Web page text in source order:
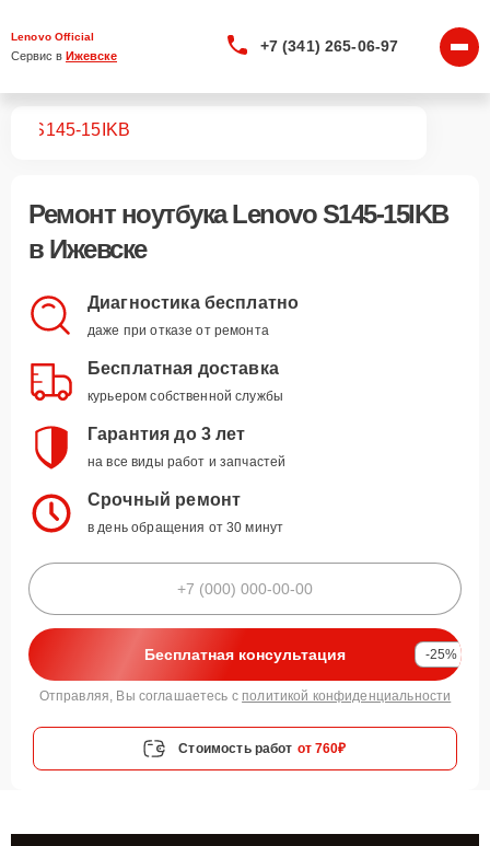
Lenovo Official
Сервис в Ижевске
+7 (341) 265-06-97
S145-15IKB
Ремонт ноутбука Lenovo S145-15IKB
в Ижевске
Диагностика бесплатно
даже при отказе от ремонта
Бесплатная доставка
курьером собственной службы
Гарантия до 3 лет
на все виды работ и запчастей
Срочный ремонт
в день обращения от 30 минут
Бесплатная консультация -25%
Отправляя, Вы соглашаетесь с политикой конфиденциальности
Стоимость работ от 760₽